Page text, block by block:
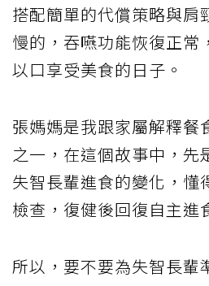
搭配簡單的代償策略與肩
慢的，吞嚥功能恢復正常
以口享受美食的日子。
張媽媽是我跟家屬解釋餐
之一，在這個故事中，先
失智長輩進食的變化，懂
檢查，復健後回復自主進
所以，要不要為失智長輩